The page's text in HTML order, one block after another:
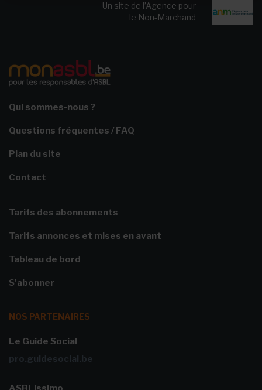
Un site de l’Agence pour
le Non-Marchand
Qui sommes-nous ?
Questions fréquentes / FAQ
Plan du site
Contact
Tarifs des abonnements
Tarifs annonces et mises en avant
Tableau de bord
S'abonner
NOS PARTENAIRES
Le Guide Social
pro.guidesocial.be